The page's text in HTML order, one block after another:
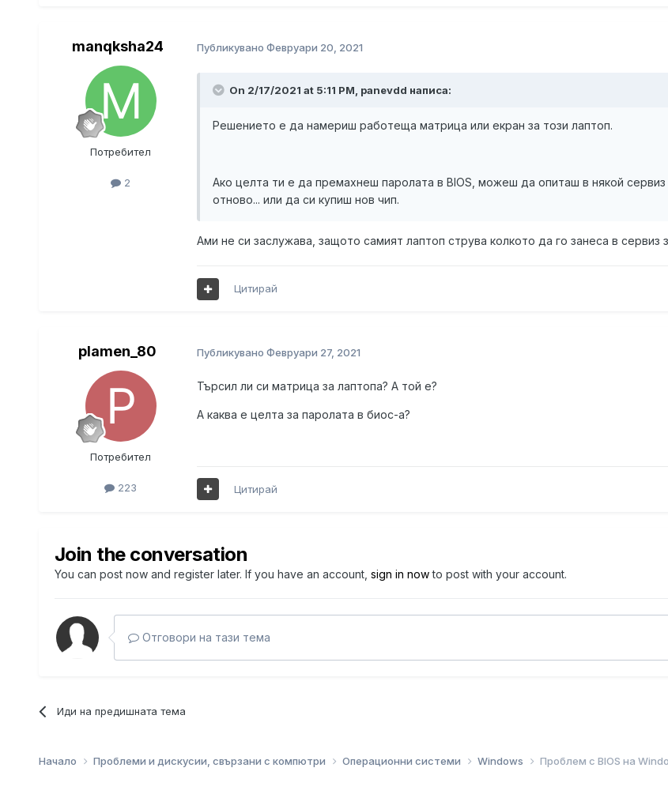
manqksha24
Потребител
2
Публикувано Февруари 20, 2021
On 2/17/2021 at 5:11 PM, panevdd написа:
Решението е да намериш работеща матрица или екран за този лаптоп.
Ако целта ти е да премахнеш паролата в BIOS, можеш да опиташ в някой
отново... или да си купиш нов чип.
Ами не си заслужава, защото самият лаптоп струва колкото да го занеса в
Цитирай
plamen_80
Потребител
223
Публикувано Февруари 27, 2021
Търсил ли си матрица за лаптопа? А той е?
А каква е целта за паролата в биос-а?
Цитирай
Join the conversation
You can post now and register later. If you have an account, sign in nowto post with your account.
Отговори на тази тема
Иди на предишната тема
Начало Проблеми и дискусии, свързани с компютри Операционни системи Windows Проблем с BIOS на